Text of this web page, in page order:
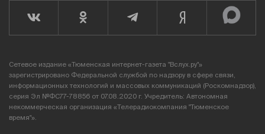
Сетевое издание «Тюменская интернет-газета "Вслух.ру"»
зарегистрировано Федеральной службой по надзору в сфере связи,
информационных технологий и массовых коммуникаций (Роскомнадзор),
серия Эл №ФС77-78856 от 07.08.2020 г. Учредитель: Автономная
некоммерческая организация «Телерадиокомпания "Тюменское
время"».